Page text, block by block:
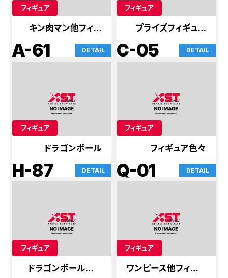
フィギュア
キン肉マン他フィギ
ュア
A-61 DETAIL
フィギュア
プライズフィギュア
色々
C-05 DETAIL
フィギュア
ドラゴンボール
H-87 DETAIL
フィギュア
フィギュア色々
Q-01 DETAIL
フィギュア
ドラゴンボール他フ
フィギュア
ワンピース他フィギュ